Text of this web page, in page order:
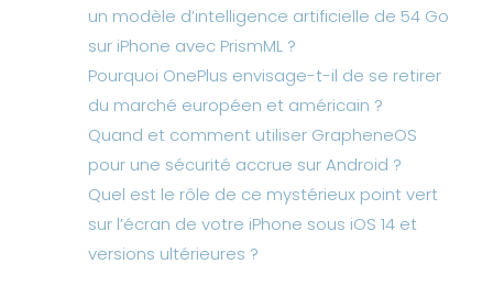
un modèle d’intelligence artificielle de 54 Go
sur iPhone avec PrismML ?
Pourquoi OnePlus envisage-t-il de se retirer
du marché européen et américain ?
Quand et comment utiliser GrapheneOS
pour une sécurité accrue sur Android ?
Quel est le rôle de ce mystérieux point vert
sur l’écran de votre iPhone sous iOS 14 et
versions ultérieures ?